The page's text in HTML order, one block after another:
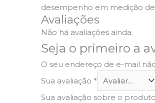
desempenho em medição de
Avaliações
Não há avaliações ainda.
Seja o primeiro a
O seu endereço de e-mail
Sua avaliação *
Sua avaliação sobre o produto